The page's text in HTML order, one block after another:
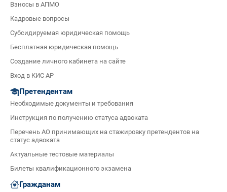
Взносы в АПМО
Кадровые вопросы
Субсидируемая юридическая помощь
Бесплатная юридическая помощь
Создание личного кабинета на сайте
Вход в КИС АР
Претендентам
Необходимые документы и требования
Инструкция по получению статуса адвоката
Перечень АО принимающих на стажировку претендентов на
статус адвоката
Актуальные тестовые материалы
Билеты квалификационного экзамена
Гражданам